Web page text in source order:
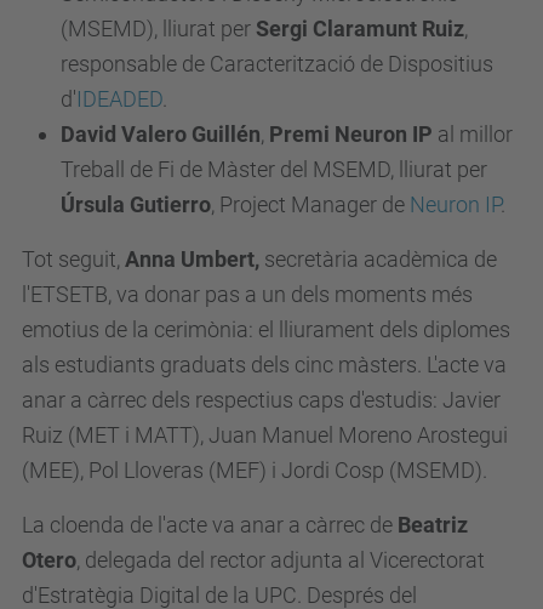
(MSEMD), lliurat per Sergi Claramunt Ruiz,
responsable de Caracterització de Dispositius
d'IDEADED
David Valero Guillén, Premi Neuron IP al millor
Treball de Fi de Màster del MSEMD, lliurat per
Úrsula Gutierro, Project Manager de Neuron IP.
Tot seguit, Anna Umbert, secretària acadèmica de
l'ETSETB, va donar pas a un dels moments més
emotius de la cerimònia: el lliurament dels diplomes
als estudiants graduats dels cinc màsters. L'acte va
anar a càrrec dels respectius caps d'estudis: Javier
Ruiz (MET i MATT), Juan Manuel Moreno Arostegui
(MEE), Pol Lloveras (MEF) i Jordi Cosp (MSEMD).
La cloenda de l'acte va anar a càrrec de Beatriz
Otero, delegada del rector adjunta al Vicerectorat
d'Estratègia Digital de la UPC. Després del